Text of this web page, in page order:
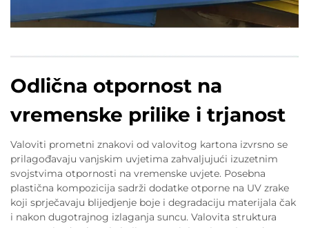
Odlična otpornost na
vremenske prilike i trjanost
Valoviti prometni znakovi od valovitog kartona izvrsno se
prilagođavaju vanjskim uvjetima zahvaljujući izuzetnim
svojstvima otpornosti na vremenske uvjete. Posebna
plastična kompozicija sadrži dodatke otporne na UV zrake
koji sprječavaju blijedjenje boje i degradaciju materijala čak
i nakon dugotrajnog izlaganja suncu. Valovita struktura